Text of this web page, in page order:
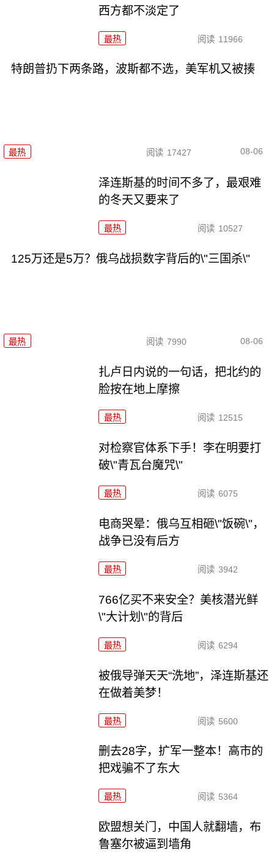
西方都不淡定了
最热 阅读 11966
特朗普扔下两条路，波斯都不选，美军机又被揍
最热 阅读 17427 08-06
泽连斯基的时间不多了，最艰难
的冬天又要来了
最热 阅读 10527
125万还是5万？俄乌战损数字背后的\"三国杀\"
最热 阅读 7990 08-06
扎卢日内说的一句话，把北约的
脸按在地上摩擦
最热 阅读 12515
对检察官体系下手！李在明要打
破\"青瓦台魔咒\"
最热 阅读 6075
电商哭晕：俄乌互相砸\"饭碗\"，
战争已没有后方
最热 阅读 3942
766亿买不来安全？美核潜光鲜
\"大计划\"的背后
最热 阅读 6294
被俄导弹天天“洗地”，泽连斯基还
在做着美梦！
最热 阅读 5600
删去28字，扩军一整本！高市的
把戏骗不了东大
最热 阅读 5364
欧盟想关门，中国人就翻墙，布
鲁塞尔被逼到墙角